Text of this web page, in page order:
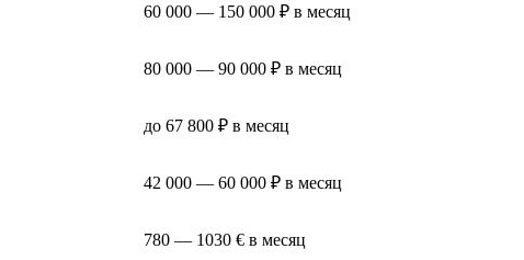
60 000 — 150 000 ₽ в месяц
80 000 — 90 000 ₽ в месяц
до 67 800 ₽ в месяц
42 000 — 60 000 ₽ в месяц
780 — 1030 € в месяц